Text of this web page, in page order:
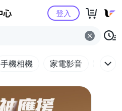
Yahoo購物中心
登入
手機相機 家電影音 電腦